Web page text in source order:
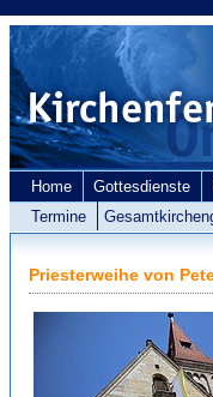
Home Gottesdienste
Termine
Priesterweihe von